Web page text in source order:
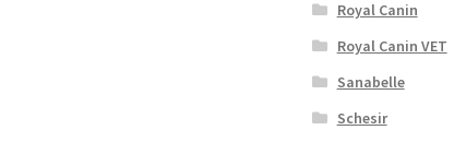
Royal Canin
Royal Canin VET
Sanabelle
Schesir